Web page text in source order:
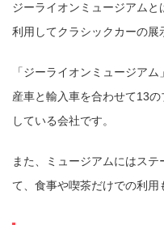
ジーライオンミュージアム
利用してクラシックカーの展
「ジーライオンミュージア
産車と輸入車を合わせて13
している会社です。
また、ミュージアムにはス
て、食事や喫茶だけでの利用